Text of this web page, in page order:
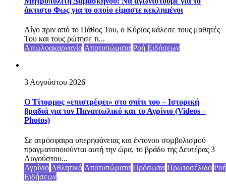
άκτιστο Φως για το οποίο είμαστε κεκλημένοι
Λίγο πριν από το Πάθος Του, ο Κύριος κάλεσε τους μαθητές
Του και τους ρώτησε τι...
Αιτωλοακαρνανία Αποτυπώματα Ροή Ειδήσεων
3 Αυγούστου 2026
Ο Τίτορμος «επιστρέφει» στο σπίτι του – Ιστορική
βραδιά για τον Παναιτωλικό και το Αγρίνιο (Videos –
Photos)
Σε ατμόσφαιρα υπερηφάνειας και έντονου συμβολισμού
πραγματοποιούνται αυτή την ώρα, το βράδυ της Δευτέρας 3
Αυγούστου...
Αγρίνιο Αθλητικά Αποτυπώματα Πρόσωπα Πρωτοσέλιδο Ροή
Ειδήσεων